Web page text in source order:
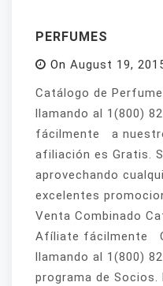
PERFUMES
On August 19,
Catálogo de
llamando al 1(800)
fácilmente a
afiliación es Gratis.
aprovechando
excelentes
Venta Combinado
Afíliate fácilmente
llamando al 1(800)
programa de Socios.